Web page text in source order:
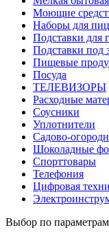
Моющие
Наборы для
Подставки для
Подставки под
Пищевые
Посуда
ТЕЛЕВИЗОРЫ
Расходные
Соусники
Уплотнители
Садово-
Шоколадные
Спорттовары
Телефония
Цифровая
Выбор по